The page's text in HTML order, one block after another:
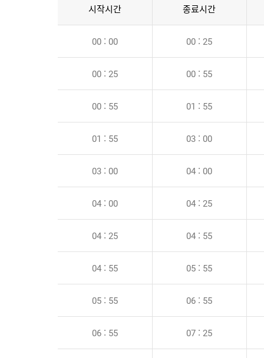
시작시간 종료시간
00 : 00 00 : 25
00 : 25 00 : 55
00 : 55 01 : 55
01 : 55 03 : 00
03 : 00 04 : 00
04 : 00 04 : 25
04 : 25 04 : 55
04 : 55 05 : 55
05 : 55 06 : 55
06 : 55 07 : 25